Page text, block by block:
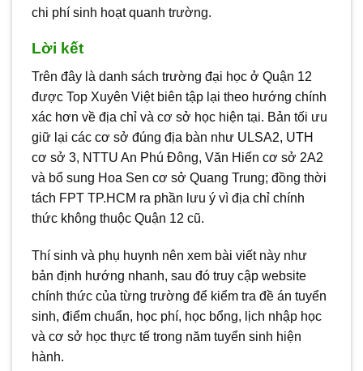
chi phí sinh hoạt quanh trường.
Lời kết
Trên đây là danh sách trường đại học ở Quận 12
được Top Xuyên Việt biên tập lại theo hướng chính
xác hơn về địa chỉ và cơ sở học hiện tại. Bản tối ưu
giữ lại các cơ sở đúng địa bàn như ULSA2, UTH
cơ sở 3, NTTU An Phú Đông, Văn Hiến cơ sở 2A2
và bổ sung Hoa Sen cơ sở Quang Trung; đồng thời
tách FPT TP.HCM ra phần lưu ý vì địa chỉ chính
thức không thuộc Quận 12 cũ.
Thí sinh và phụ huynh nên xem bài viết này như
bản định hướng nhanh, sau đó truy cập website
chính thức của từng trường để kiểm tra đề án tuyển
sinh, điểm chuẩn, học phí, học bổng, lịch nhập học
và cơ sở học thực tế trong năm tuyển sinh hiện
hành.